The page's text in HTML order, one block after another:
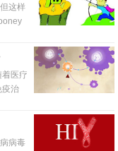
这样
医疗
治
病毒